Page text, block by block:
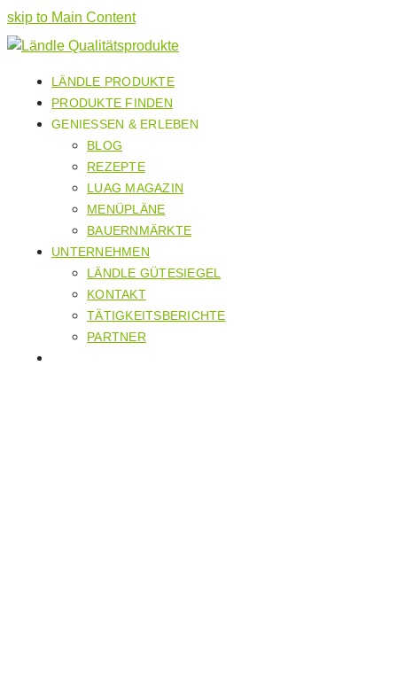
skip to Main Content
LÄNDLE PRODUKTE
PRODUKTE FINDEN
GENIESSEN & ERLEBEN
BLOG
REZEPTE
LUAG MAGAZIN
MENÜPLÄNE
BAUERNMÄRKTE
UNTERNEHMEN
LÄNDLE GÜTESIEGEL
KONTAKT
TÄTIGKEITSBERICHTE
PARTNER